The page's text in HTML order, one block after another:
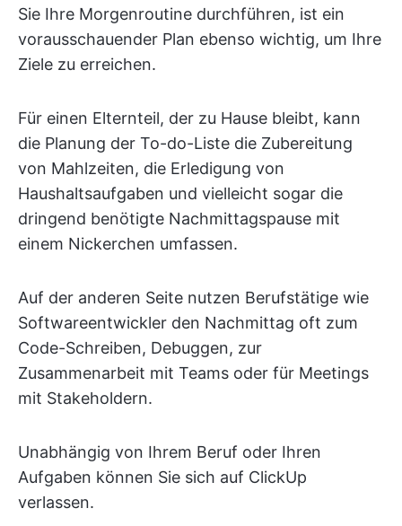
Sie Ihre Morgenroutine durchführen, ist ein
vorausschauender Plan ebenso wichtig, um Ihre
Ziele zu erreichen.
Für einen Elternteil, der zu Hause bleibt, kann
die Planung der To-do-Liste die Zubereitung
von Mahlzeiten, die Erledigung von
Haushaltsaufgaben und vielleicht sogar die
dringend benötigte Nachmittagspause mit
einem Nickerchen umfassen.
Auf der anderen Seite nutzen Berufstätige wie
Softwareentwickler den Nachmittag oft zum
Code-Schreiben, Debuggen, zur
Zusammenarbeit mit Teams oder für Meetings
mit Stakeholdern.
Unabhängig von Ihrem Beruf oder Ihren
Aufgaben können Sie sich auf ClickUp
verlassen.